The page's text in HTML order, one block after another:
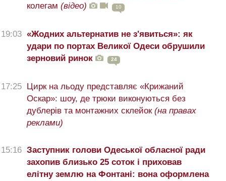
колегам (відео) 10
19:03 «Жодних альтернатив не з'явиться»: як
удари по портах Великої Одеси обрушили
зерновий ринок
24
17:25
Цирк на льоду представляє «Крижаний
Оскар»: шоу, де трюки виконуються без
дублерів та монтажних склейок (на правах
реклами)
15:16 Заступник голови Одеської обласної ради
захопив близько 25 соток і приховав
елітну землю на Фонтані: вона оформлена